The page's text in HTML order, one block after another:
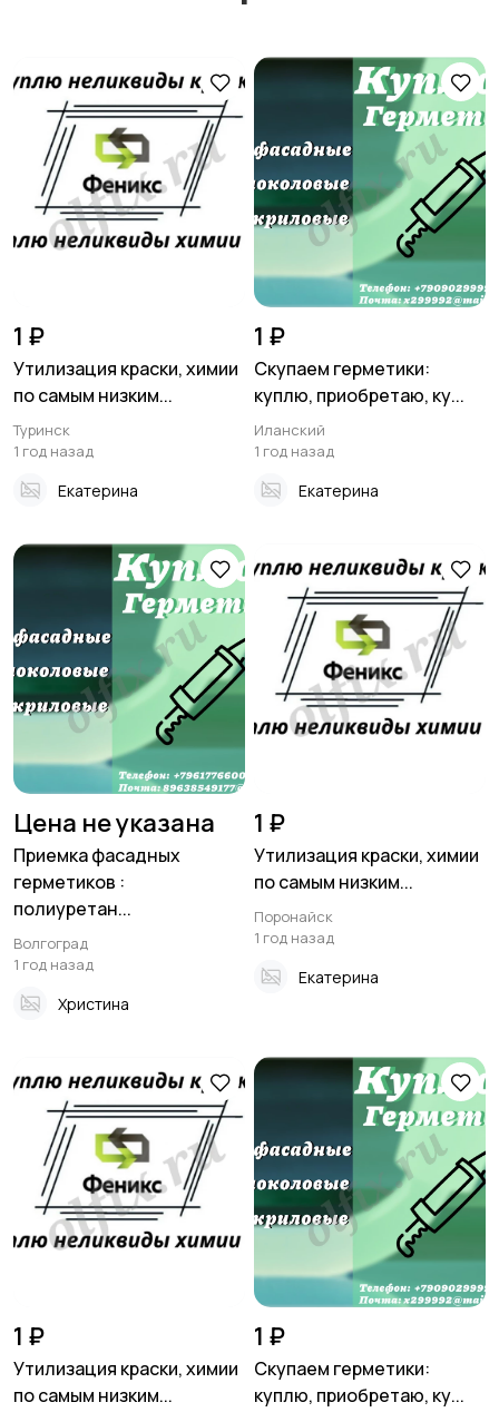
1 ₽
Утилизация краски, химии
по самым низким...
Туринск
1 год назад
Екатерина
1 ₽
Скупаем герметики:
куплю, приобретаю, ку...
Иланский
1 год назад
Екатерина
Цена не указана
Приемка фасадных
герметиков :
полиуретан...
Волгоград
1 год назад
Христина
1 ₽
Утилизация краски, химии
по самым низким...
Поронайск
1 год назад
Екатерина
1 ₽
Утилизация краски, химии
по самым низким...
1 ₽
Скупаем герметики:
куплю, приобретаю, ку...